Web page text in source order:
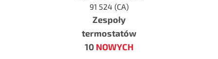
91 524 (CA)
Zespoły
termostatów
10 NOWYCH